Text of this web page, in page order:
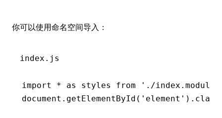
你可以使用命名空间导入：
index.js
import * as styles from './
document .getElementById ( 'element'